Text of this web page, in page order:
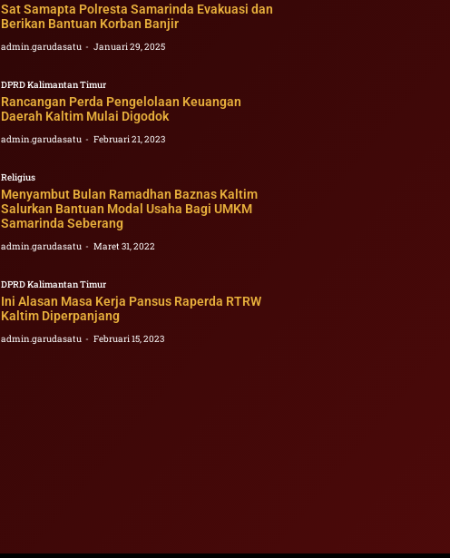
Sat Samapta Polresta Samarinda Evakuasi dan
Berikan Bantuan Korban Banjir
admin.garudasatu Januari 29, 2025
DPRD Kalimantan Timur
Rancangan Perda Pengelolaan Keuangan
Daerah Kaltim Mulai Digodok
admin.garudasatu Februari 21, 2023
Religius
Menyambut Bulan Ramadhan Baznas Kaltim
Salurkan Bantuan Modal Usaha Bagi UMKM
Samarinda Seberang
admin.garudasatu Maret 31, 2022
DPRD Kalimantan Timur
Ini Alasan Masa Kerja Pansus Raperda RTRW
Kaltim Diperpanjang
admin.garudasatu Februari 15, 2023